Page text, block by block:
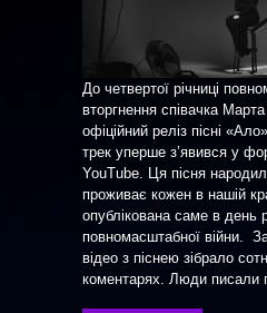
До четвертої річниці
вторгнення співачка
офіційний реліз пісні
трек уперше з’явився у
YouTube. Ця пісня
проживає кожен в нашій
опублікована саме в день
повномасштабної війни. За
відео з піснею зібрало
коментарях. Люди писали